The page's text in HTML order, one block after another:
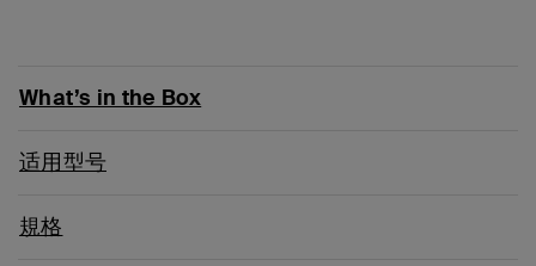
What’s in the Box
适用型号
規格